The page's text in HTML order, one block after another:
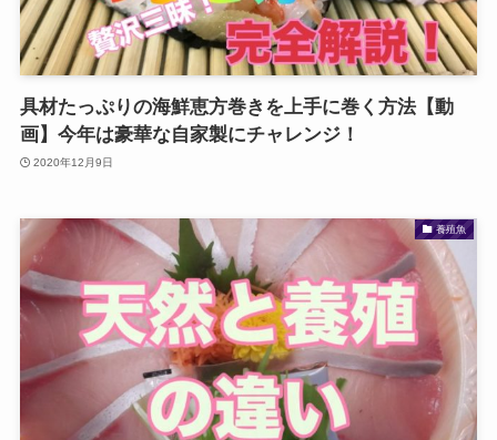
具材たっぷりの海鮮恵方巻きを上手に巻く方法【動
画】今年は豪華な自家製にチャレンジ！
2020年12月9日
養殖魚